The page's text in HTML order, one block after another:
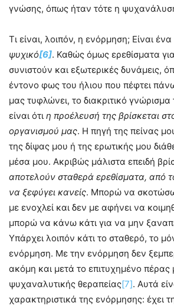
γνώσης, όπως ήταν τότε η
Τι είναι, λοιπόν, η ενόρμηση; Είναι ένα
ψυχικό[6]. Καθώς όμως ερεθίσματα
συνιστούν και εξωτερικές δυνάμεις,
έντονο φως του ήλιου που πέφτει
μας τυφλώνει, το διακριτικό
είναι ότι η προέλευσή της βρίσκεται
οργανισμού μας. Η πηγή της πείνας
της δίψας μου ή της ερωτικής μου
μέσα μου. Ακριβώς μάλιστα επειδή
αποτελούν σταθερά ερεθίσματα, από
να ξεφύγει κανείς. Μπορώ να
με ενοχλεί και δεν με αφήνει να
μπορώ να κάνω κάτι για να μην
Υπάρχει λοιπόν κάτι το σταθερό, το
ενόρμηση. Με την ενόρμηση δεν
ακόμη και μετά το επιτυχημένο πέρας
ψυχαναλυτικής θεραπείας[7]. Αυτά
χαρακτηριστικά της ενόρμησης: έχει